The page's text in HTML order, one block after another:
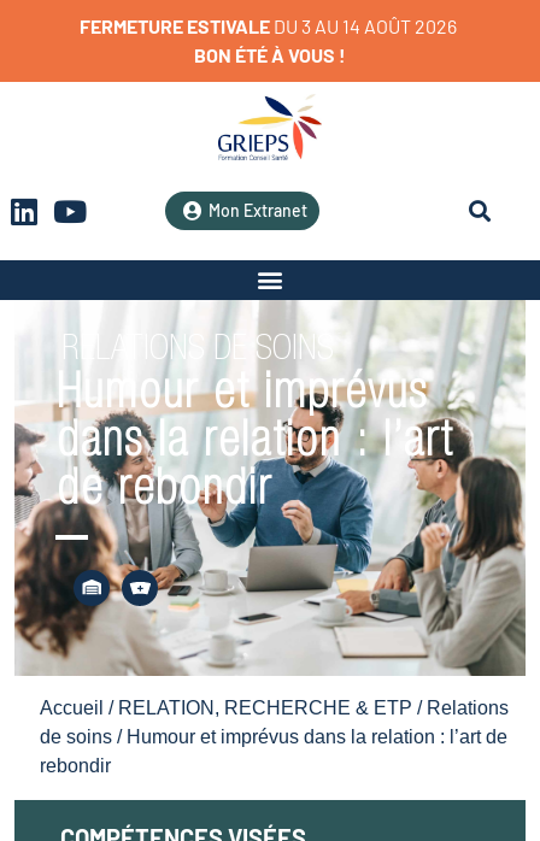
FERMETURE ESTIVALE DU 3 AU 14 AOÛT 2026
BON ÉTÉÀ VOUS !
Mon Extranet
RELATIONS DE SOINS
Humour et imprévus
dans la relation : l’art
de rebondir
Accueil / RELATION, RECHERCHE & ETP / Relations
de soins / Humour et imprévus dans la relation : l’art de
rebondir